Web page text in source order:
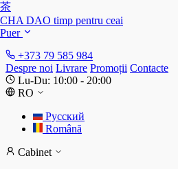
+373 79 585 984
Despre noi Livrare Promoții Contacte
Lu-Du: 10:00 - 20:00
RO
Русский
Română
Cabinet
茶
CHA DAO timp pentru ceai
Puer